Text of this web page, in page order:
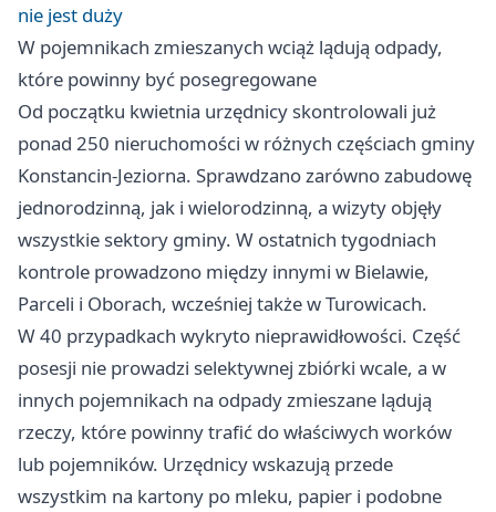
nie jest duży
W pojemnikach zmieszanych wciąż lądują odpady,
które powinny być posegregowane
Od początku kwietnia urzędnicy skontrolowali już
ponad 250 nieruchomości w różnych częściach gminy
Konstancin-Jeziorna. Sprawdzano zarówno zabudowę
jednorodzinną, jak i wielorodzinną, a wizyty objęły
wszystkie sektory gminy. W ostatnich tygodniach
kontrole prowadzono między innymi w Bielawie,
Parceli i Oborach, wcześniej także w Turowicach.
W 40 przypadkach wykryto nieprawidłowości. Część
posesji nie prowadzi selektywnej zbiórki wcale, a w
innych pojemnikach na odpady zmieszane lądują
rzeczy, które powinny trafić do właściwych worków
lub pojemników. Urzędnicy wskazują przede
wszystkim na kartony po mleku, papier i podobne